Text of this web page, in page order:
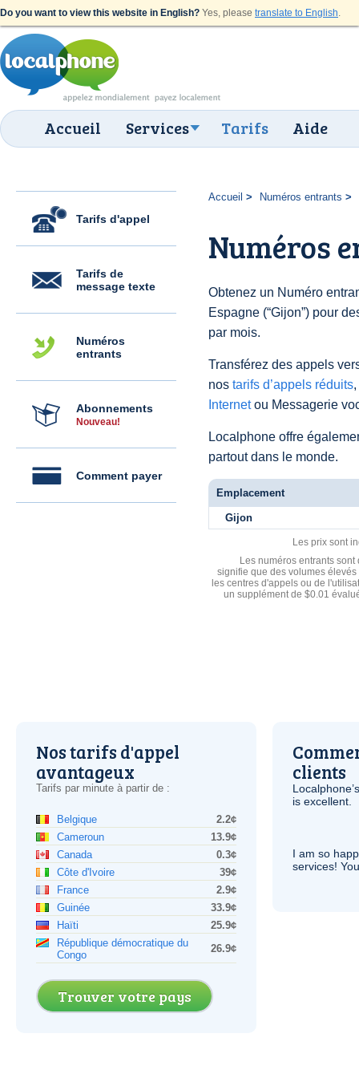
Do you want to view this website in English? Yes, please translate to English.
Accueil Services Tarifs Aide
Tarifs d'appel
Tarifs de
message texte
Numéros
entrants
Abonnements
Nouveau!
Comment payer
Accueil Numéros entrants
Numéros
Obtenez un Numéro
Espagne (“Gijon”) pour
par mois.
Transférez des appels
nos tarifs d’appels réduits
Internetou Messagerie
Localphone offre
partout dans le monde.
Emplacement
Gijon
Les prix sont
Les numéros entrants
signifie que des volumes
les centres d'appels ou de
un supplément de $0.01
Nos tarifs d'appel
avantageux
Tarifs par minute à partir de :
Belgique
2.2¢
Cameroun
13.9¢
Canada
0.3¢
Côte d'Ivoire
39¢
France
2.9¢
Guinée
33.9¢
Haïti
25.9¢
République démocratique du
Congo
26.9¢
Trouver votre pays
clients
is excellent.
I am so
services!